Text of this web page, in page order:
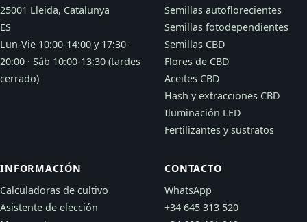
25001 Lleida, Catalunya
ES
Lun-Vie 10:00-14:00 y 17:30-
20:00 · Sáb 10:00-13:30 (tardes
cerrado)
Semillas autoflorecientes
Semillas fotodependientes
Semillas CBD
Flores de CBD
Aceites CBD
Hash y extracciones CBD
Iluminación LED
Fertilizantes y sustratos
INFORMACIÓN
Calculadoras de cultivo
Asistente de elección
CONTACTO
WhatsApp
+34 645 313 520